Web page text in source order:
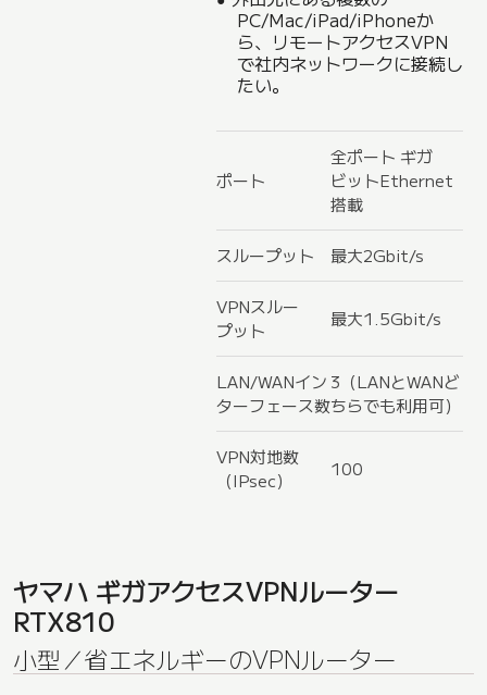
PC/Mac/iPad/iPhoneか
ら、リモートアクセスVPN
で社内ネットワークに接続し
たい。
ポート
全ポート ギガ
ビットEthernet
搭載
スループット 最大2Gbit/s
VPNスルー
プット
最大1.5Gbit/s
LAN/WANイン
ターフェース数
3（LANとWANど
ちらでも利用可）
VPN対地数
（IPsec）
100
ヤマハ ギガアクセスVPNルーター
RTX810
小型／省エネルギーのVPNルーター